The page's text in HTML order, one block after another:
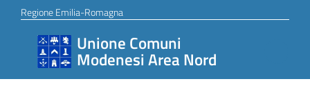
Vai al contenuto
Vai alla navigazione
Vai al footer
Regione Emilia-Romagna
Unione Comuni
Modenesi Area Nord
Unione
Comuni
Modenesi